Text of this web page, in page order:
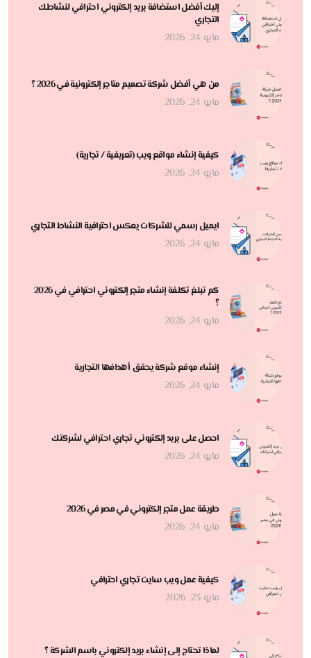
إليك أفضل استضافة بريد إلكتروني احترافي لنشاطك
التجاري
مايو 24, 2026
من هي أفضل شركة تصميم متاجر إلكترونية في 2026 ؟
مايو 24, 2026
كيفية إنشاء مواقع ويب (تعريفية / تجارية)
مايو 24, 2026
ايميل رسمي للشركات يعكس احترافية النشاط التجاري
مايو 24, 2026
كم تبلغ تكلفة إنشاء متجر إلكتروني احترافي في 2026
؟
مايو 24, 2026
إنشاء موقع شركة يحقق أهدافها التجارية
مايو 24, 2026
احصل على بريد إلكتروني تجاري احترافي لشركتك
مايو 24, 2026
طريقة عمل متجر إلكتروني في مصر في 2026
مايو 24, 2026
كيفية عمل ويب سايت تجاري احترافي
مايو 23, 2026
لماذا تحتاج إلى إنشاء بريد إلكتروني باسم الشركة ؟